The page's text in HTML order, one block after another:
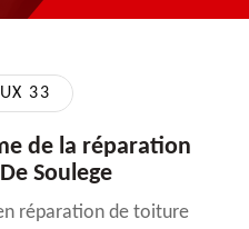
33
de la réparation
Soulege
réparation de toiture